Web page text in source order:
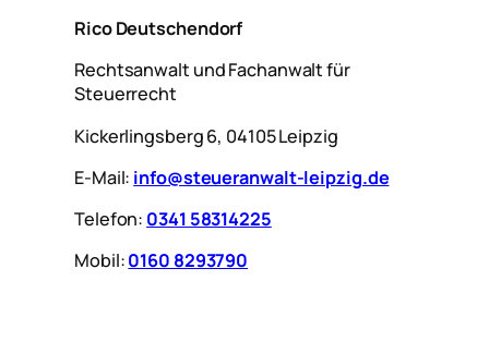
Rico Deutschendorf
Rechtsanwalt und Fachanwalt für
Steuerrecht
Kickerlingsberg 6, 04105 Leipzig
E-Mail: info@steueranwalt-leipzig.de
Telefon: 0341 58314225
Mobil:0160 8293790